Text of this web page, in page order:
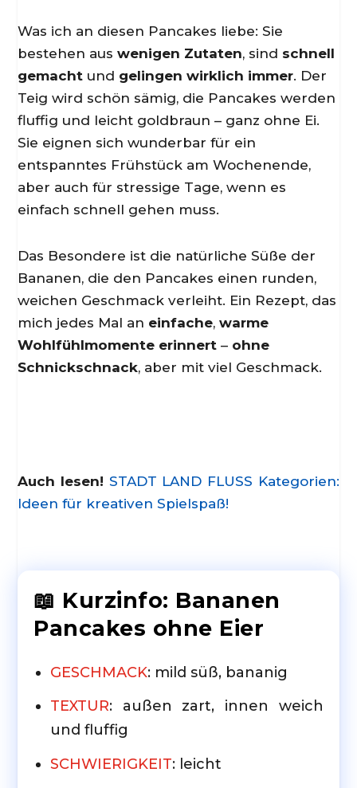
Was ich an diesen Pancakes liebe: Sie
bestehen auswenigen Zutaten, sind schnell
gemacht und gelingen wirklich immer. Der
Teig wird schön sämig, die Pancakes werden
fluffig und leicht goldbraun – ganz ohne Ei.
Sie eignen sich wunderbar für ein
entspanntes Frühstück am Wochenende,
aber auch für stressige Tage, wenn es
einfach schnell gehen muss.
Das Besondere ist die natürliche Süße der
Bananen, die den Pancakes einen runden,
weichen Geschmack verleiht. Ein Rezept, das
mich jedes Mal an einfache,warme
Wohlfühlmomente erinnert – ohne
Schnickschnack, aber mit viel Geschmack.
Auch lesen! STADT LAND FLUSS Kategorien:
Ideen für kreativen Spielspaß!
📖 Kurzinfo: Bananen
Pancakes ohne Eier
GESCHMACK: mild süß, bananig
TEXTUR: außen zart, innen weich
und fluffig
SCHWIERIGKEIT: leicht